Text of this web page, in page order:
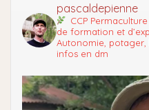
pascaldepienne
CCP
de formation et
Autonomie,
infos en dm